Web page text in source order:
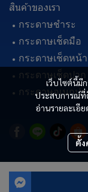
เว็บไซต์นี้มี
ประสบการณ์ที่
อ่านรายละเอี
ตั้ง
สินค้าของเรา
กระดาษชำระ
กระดาษเช็ดมือ
กระดาษเช็ดหน้า
กระดาษเช็ดปาก
กระดาษอเนกปร
©